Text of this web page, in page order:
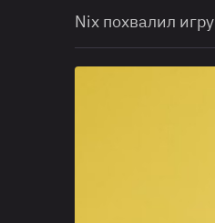
Nix похвалил